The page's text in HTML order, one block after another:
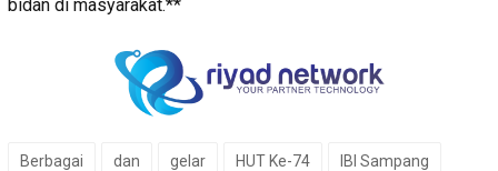
bidan di masyarakat.**
Berbagai dan gelar HUT Ke-74 IBI Sampang